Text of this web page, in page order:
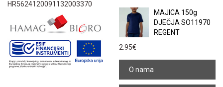
HR5624120091132003370
MAJICA 150g
DJEČJA SO11970
REGENT
2.95€
O nama